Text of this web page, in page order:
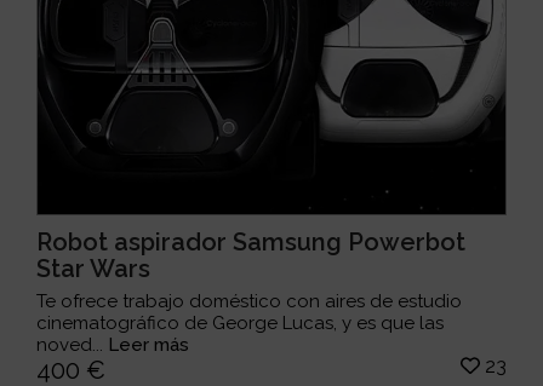
Robot aspirador Samsung Powerbot
Star Wars
Te ofrece trabajo doméstico con aires de estudio
cinematográfico de George Lucas, y es que las
noved... Leer más
400 € 23